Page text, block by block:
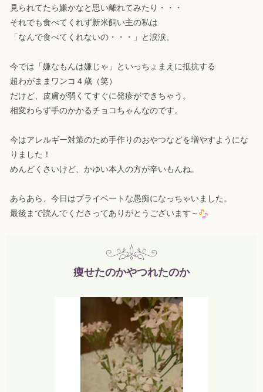
見られてたら嫌かなと思い離れてみたり・・・
それでも食べてくれず新米飼い主の私は
「なんで食べてくれないの・・・」と涙涙。
今では「嫌なもんは嫌じゃ」といっちょまえに抵抗する
超わがままワンコ４歳（笑）
だけど、皮膚が弱くてすぐに発疹ができちゃう。
相変わらず手のかかるチョコちゃんなのです。
今はアレルギー対策のため手作りのおやつなどを増やすようにな
りました！
めんどくさいけど、かゆい本人の方が辛いもんね。
あらあら、今日はプライベートな愚痴になっちゃいました。
最後まで読んでくださってありがとうございます～
痩せたのかやつれたのか